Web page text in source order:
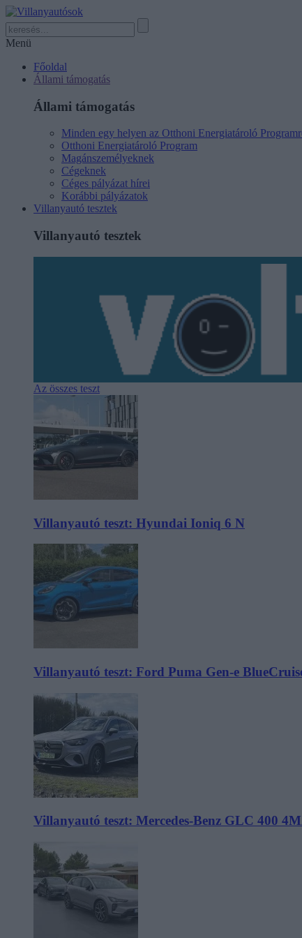
Menü
Főoldal
Állami támogatás
Állami támogatás
Minden egy helyen az Otthoni Energiatároló
Otthoni Energiatároló Program
Magánszemélyeknek
Cégeknek
Céges pályázat hírei
Korábbi pályázatok
Villanyautó tesztek
Villanyautó tesztek
Az összes teszt
Villanyautó teszt: Hyundai Ioniq 6 N
Villanyautó teszt: Ford Puma Gen-e
Villanyautó teszt: Mercedes-Benz GLC 400